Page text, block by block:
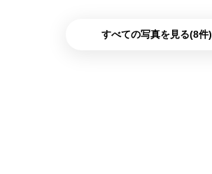
すべての写真を見る(8件)